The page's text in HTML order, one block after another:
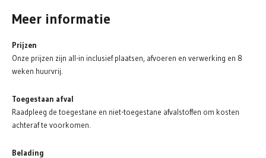
Meer informatie
Prijzen
Onze prijzen zijn all-in inclusief plaatsen, afvoeren en verwerking en 8
weken huurvrij.
Toegestaan afval
Raadpleeg de toegestane en niet-toegestane afvalstoffen om kosten
achteraf te voorkomen.
Belading